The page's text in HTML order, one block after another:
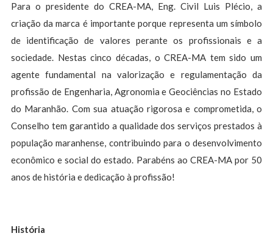
Para o presidente do CREA-MA, Eng. Civil Luis Plécio, a
criação da marca é importante porque representa um símbolo
de identificação de valores perante os profissionais e a
sociedade. Nestas cinco décadas, o CREA-MA tem sido um
agente fundamental na valorização e regulamentação da
profissão de Engenharia, Agronomia e Geociências no Estado
do Maranhão. Com sua atuação rigorosa e comprometida, o
Conselho tem garantido a qualidade dos serviços prestados à
população maranhense, contribuindo para o desenvolvimento
econômico e social do estado. Parabéns ao CREA-MA por 50
anos de história e dedicação à profissão!
História